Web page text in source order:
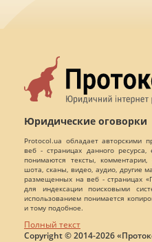
Юридические оговорки
Protocol.ua обладает авторскими
веб - страницах данного
понимаются тексты, комментарии,
шота, сканы, видео, аудио, другие
размещенных на веб - страницах
для индексации поисковыми
использованием понимается
и тому подобное.
Полный текст
Copyright © 2014-2026